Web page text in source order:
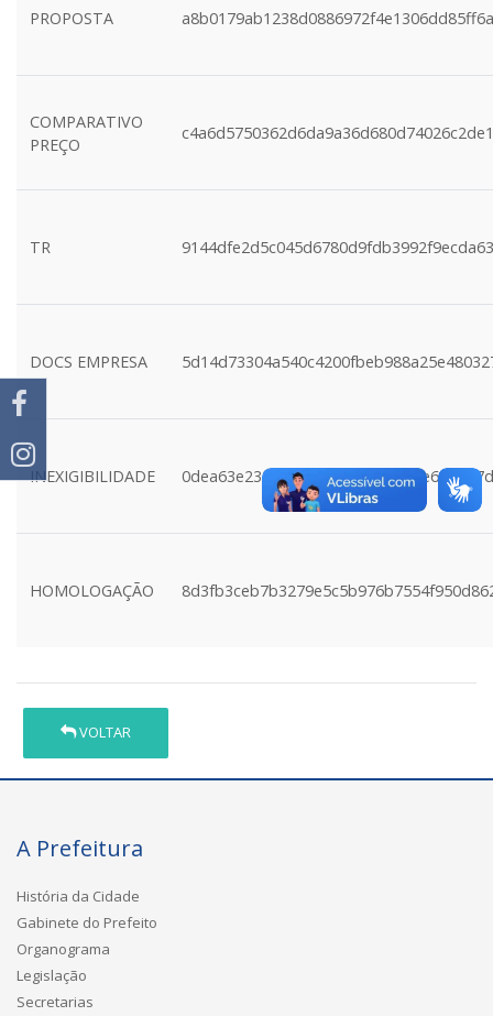
PROPOSTA
COMPARATIVO
PREÇO
TR
DOCS EMPRESA
INEXIGIBILIDADE
HOMOLOGAÇÃO
VOLTAR
A Prefeitura
História da Cidade
Gabinete do Prefeito
Organograma
Legislação
Secretarias